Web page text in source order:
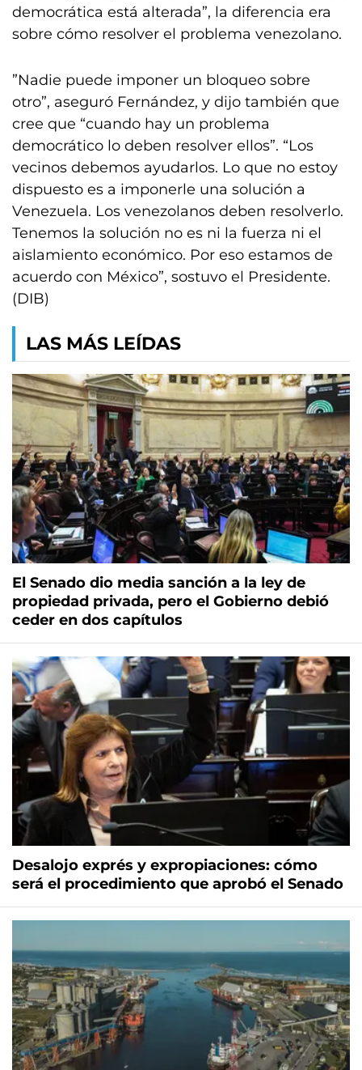
democrática está alterada”, la diferencia era
sobre cómo resolver el problema venezolano.
​”Nadie puede imponer un bloqueo sobre
otro”, aseguró Fernández, y dijo también que
cree que “cuando hay un problema
democrático lo deben resolver ellos”. “Los
vecinos debemos ayudarlos. Lo que no estoy
dispuesto es a imponerle una solución a
Venezuela. Los venezolanos deben resolverlo.
Tenemos la solución no es ni la fuerza ni el
aislamiento económico. Por eso estamos de
acuerdo con México”, sostuvo el Presidente.
(DIB)
LAS MÁS LEÍDAS
El Senado dio media sanción a la ley de
propiedad privada, pero el Gobierno debió
ceder en dos capítulos
Desalojo exprés y expropiaciones: cómo
será el procedimiento que aprobó el Senado